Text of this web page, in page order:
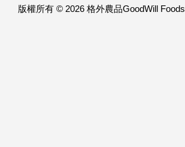
版權所有 © 2026 格外農品GoodWill Foods